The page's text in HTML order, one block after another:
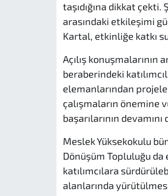
taşıdığına dikkat
arasındaki etkileşimi
Kartal, etkinliğe katkı
Açılış konuşmalarının
beraberindeki
elemanlarından
çalışmaların önemine
başarılarının devamını
Meslek Yüksekokulu
Dönüşüm Topluluğu da
katılımcılara
alanlarında